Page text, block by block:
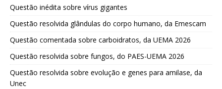
Questão inédita sobre vírus gigantes
Questão resolvida glândulas do corpo humano, da Emescam
Questão comentada sobre carboidratos, da UEMA 2026
Questão resolvida sobre fungos, do PAES-UEMA 2026
Questão resolvida sobre evolução e genes para amilase, da
Unec